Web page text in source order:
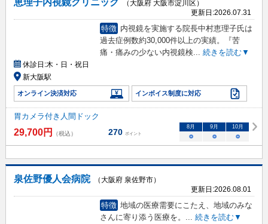
恵理子内視鏡クリニック
（大阪府 大阪市淀川区）
更新日:2026.07.31
特徴 内視鏡を実施する院長中村恵理子氏は
過去症例数約30,000件以上の実績。『苦
痛・痛みの少ない内視鏡検... 続きを読む▼
休診日:木・日・祝日
新大阪駅
オンライン決済対応 インボイス制度に対応
胃カメラ付き人間ドック
29,700円 （税込） 270 ポイント
8月 9月 10月
○ ○ ○
泉佐野優人会病院
（大阪府 泉佐野市）
更新日:2026.08.01
特徴 地域の医療需要にこたえ、地域のみな
さんに寄り添う医療を。
続きを読む▼